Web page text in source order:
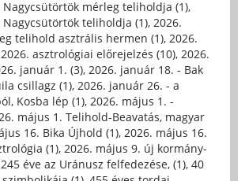
mérleg teliholdja (1),
teliholdja (1), 2026.
telihold asztrális hermen (1), 2026.
2026. asztrológiai előrejelzés (10), 2026.
január 1. (3), 2026. január 18. - Bak
csillagz (1), 2026. január 26. - a
Kosba lép (1), 2026. május 1. -
május 1. Telihold-Beavatás, magyar
16. Bika Újhold (1), 2026. május 16.
(1), 2026. május 9. új kormány-
245 éve az Uránusz felfedezése, (1), 40